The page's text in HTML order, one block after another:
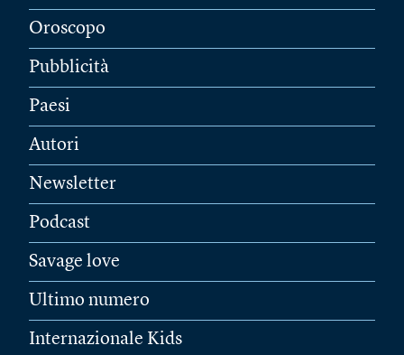
Oroscopo
Pubblicità
Paesi
Autori
Newsletter
Podcast
Savage love
Ultimo numero
Internazionale Kids